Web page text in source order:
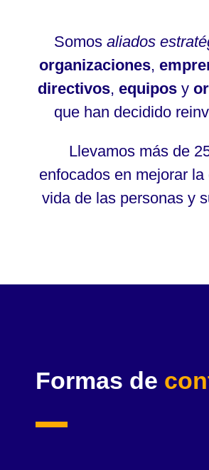
Somos aliados
organizaciones,
directivos, equiposy
que han decidido
Llevamos más de
enfocados en mejorar
vida de las personas y
Formas de